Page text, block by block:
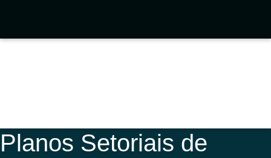
Planos Setoriais de